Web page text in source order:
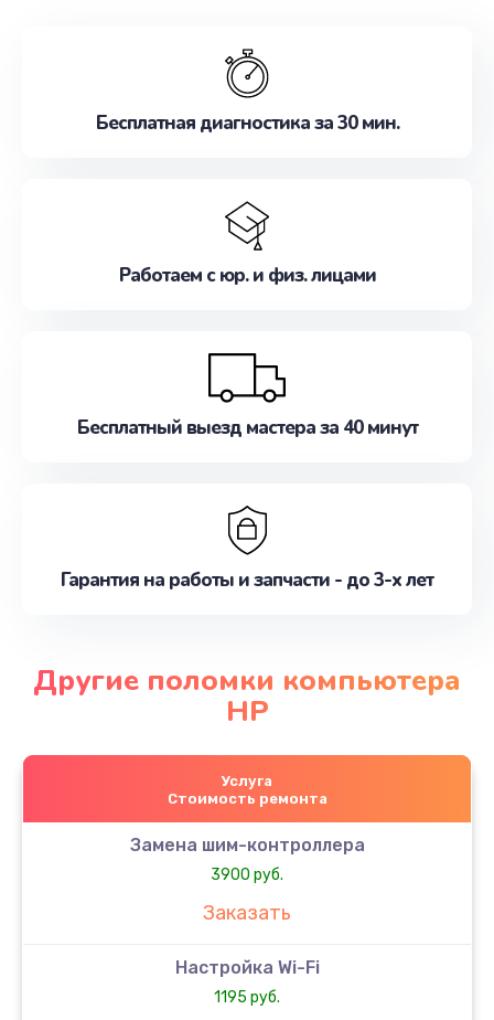
Бесплатная диагностика за 30 мин.
Работаем с юр. и физ. лицами
Бесплатный выезд мастера за 40 минут
Гарантия на работы и запчасти - до 3-х лет
Другие поломки компьютера
HP
Услуга
Стоимость ремонта
Замена шим-контроллера
3900 руб.
Заказать
Настройка Wi-Fi
1195 руб.